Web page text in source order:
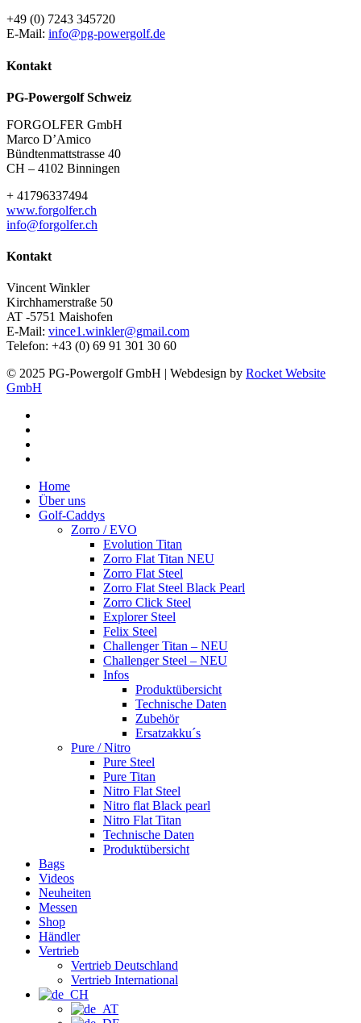
+49 (0) 7243 345720
E-Mail: info@pg-powergolf.de
Kontakt
PG-Powergolf Schweiz
FORGOLFER GmbH
Marco D’Amico
Bündtenmattstrasse 40
CH – 4102 Binningen
+ 41796337494
www.forgolfer.ch
info@forgolfer.ch
Kontakt
Vincent Winkler
Kirchhamerstraße 50
AT -5751 Maishofen
E-Mail: vince1.winkler@gmail.com
Telefon: +43 (0) 69 91 301 30 60
© 2025 PG-Powergolf GmbH | Webdesign by Rocket Website
GmbH
Close
Menu
Home
Über uns
Golf-Caddys
Zorro / EVO
Evolution Titan
Zorro Flat Titan NEU
Zorro Flat Steel
Zorro Flat Steel Black Pearl
Zorro Click Steel
Explorer Steel
Felix Steel
Challenger Titan – NEU
Challenger Steel – NEU
Infos
Produktübersicht
Technische Daten
Zubehör
Ersatzakku´s
Pure / Nitro
Pure Steel
Pure Titan
Nitro Flat Steel
Nitro flat Black pearl
Nitro Flat Titan
Technische Daten
Produktübersicht
Bags
Videos
Neuheiten
Messen
Shop
Händler
Vertrieb
Vertrieb Deutschland
Vertrieb International